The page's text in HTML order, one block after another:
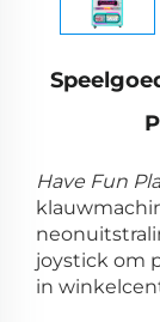
Have Fun
joystick om
in